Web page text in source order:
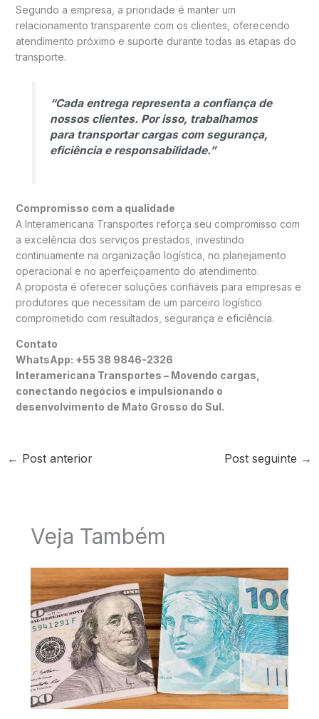
Segundo a empresa, a prioridade é manter um
relacionamento transparente com os clientes, oferecendo
atendimento próximo e suporte durante todas as etapas do
transporte.
“Cada entrega representa a confiança de
nossos clientes. Por isso, trabalhamos
para transportar cargas com segurança,
eficiência e responsabilidade.”
Compromisso com a qualidade
A Interamericana Transportes reforça seu compromisso com
a excelência dos serviços prestados, investindo
continuamente na organização logística, no planejamento
operacional e no aperfeiçoamento do atendimento.
A proposta é oferecer soluções confiáveis para empresas e
produtores que necessitam de um parceiro logístico
comprometido com resultados, segurança e eficiência.
Contato
WhatsApp: +55 38 9846-2326
Interamericana Transportes – Movendo cargas,
conectando negócios e impulsionando o
desenvolvimento de Mato Grosso do Sul.
← Post anterior Post seguinte →
Veja Também